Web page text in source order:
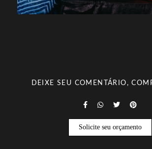
DEIXE SEU COMENTÁRIO,
Solicite seu orçamento